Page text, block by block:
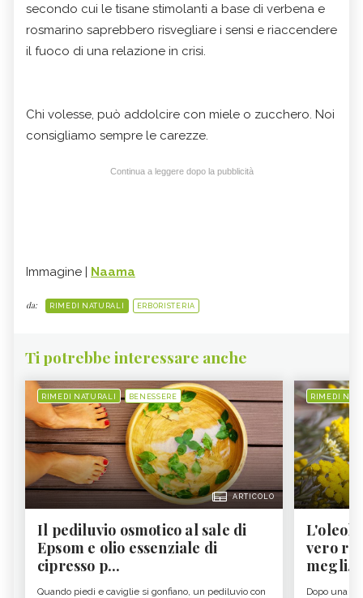
secondo cui le tisane stimolanti a base di verbena e
rosmarino saprebbero risvegliare i sensi e riaccendere
il fuoco di una relazione in crisi.
Chi volesse, può addolcire con miele o zucchero. Noi
consigliamo sempre le carezze.
Continua a leggere dopo la pubblicità
Immagine | Naama
da: RIMEDI NATURALI ERBORISTERIA
Ti potrebbe interessare anche
RIMEDI NATURALI BENESSERE
ARTICOLO
Il pediluvio osmotico al sale di
Epsom e olio essenziale di
cipresso p...
Quando piedi e caviglie si gonfiano, un pediluvio con
RIMEDI
vero re
megli...
Dopo una